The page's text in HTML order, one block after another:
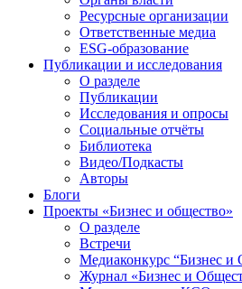
Ресурсные организации
Ответственные медиа
ESG-образование
Публикации и исследования
О разделе
Публикации
Исследования и опросы
Социальные отчёты
Библиотека
Видео/Подкасты
Авторы
Блоги
Проекты «Бизнес и общество»
О разделе
Встречи
Медиаконкурс “Бизнес и
Журнал «Бизнес и